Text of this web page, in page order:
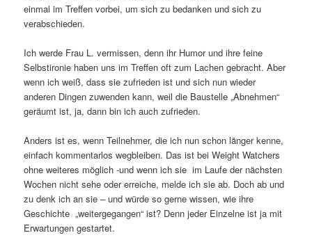
einmal im Treffen vorbei, um sich zu bedanken und sich zu
verabschieden.
Ich werde Frau L. vermissen, denn ihr Humor und ihre feine
Selbstironie haben uns im Treffen oft zum Lachen gebracht. Aber
wenn ich weiß, dass sie zufrieden ist und sich nun wieder
anderen Dingen zuwenden kann, weil die Baustelle „Abnehmen“
geräumt ist, ja, dann bin ich auch zufrieden.
Anders ist es, wenn Teilnehmer, die ich nun schon länger kenne,
einfach kommentarlos wegbleiben. Das ist bei Weight Watchers
ohne weiteres möglich -und wenn ich sie im Laufe der nächsten
Wochen nicht sehe oder erreiche, melde ich sie ab. Doch ab und
zu denk ich an sie – und würde so gerne wissen, wie ihre
Geschichte „weitergegangen“ ist? Denn jeder Einzelne ist ja mit
Erwartungen gestartet.